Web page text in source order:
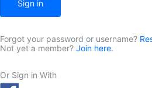
Sign in
Forgot your password or username?
Not yet a member? Join here.
Or Sign in With